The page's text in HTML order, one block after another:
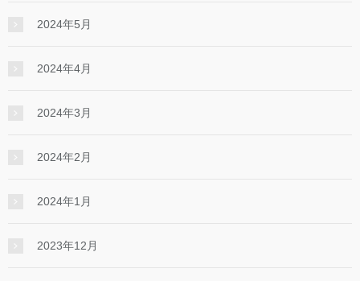
2024年5月
2024年4月
2024年3月
2024年2月
2024年1月
2023年12月